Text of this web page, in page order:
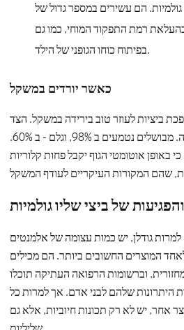
גולמיות. הם עשירים במספר גדול של
בהעלאת רמת התפקוד המוחי, כמו גם
בפיתוח כוחו הגופני של הילד.
כאשר יורדים במשקל
ביציות לעוזר טוב בירידה במשקל. הצד
החיובי יהיה ההטמעה. מבושלים נטמעים ב 98%, וגלם - ב 60%.
באופן אוטומטי הגוף יקבל פחות קלוריות
של ביצי שליו גולמיות
למרות גודלן, יש כמות עצומה של אלמנטים
המוצרים החשובים ביותר. הם מכילים
וברשומות הרפואה העתיקה תוכלו
היתרונות שלהם לבני אדם. אך למרות כל
אחר, יש לא רק תכונות חיוביות, אלא גם